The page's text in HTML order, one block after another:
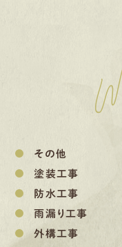
その他
塗装工事
防水工事
雨漏り工事
外構工事